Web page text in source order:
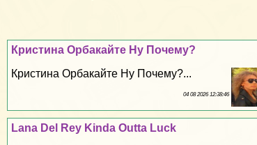
Кристина Орбакайте Ну Почему?
Кристина Орбакайте Ну Почему?...
04 08 2026 12:38:46
Lana Del Rey Kinda Outta Luck